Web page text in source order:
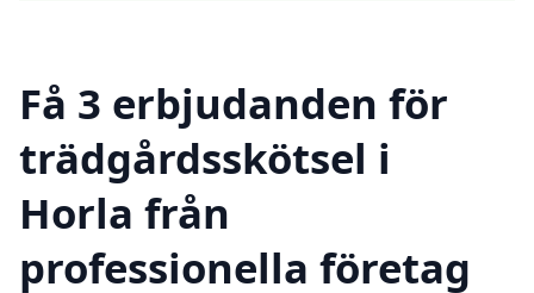
Få 3 erbjudanden för
trädgårdsskötsel i
Horla från
professionella företag